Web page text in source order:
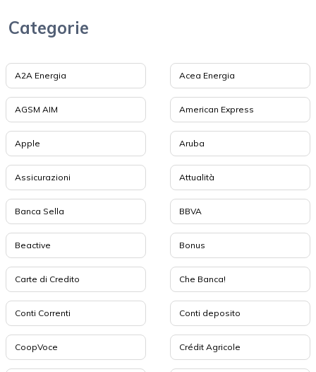
Categorie
A2A Energia Acea Energia
AGSM AIM American Express
Apple Aruba
Assicurazioni Attualità
Banca Sella BBVA
Beactive Bonus
Carte di Credito Che Banca!
Conti Correnti Conti deposito
CoopVoce Crédit Agricole